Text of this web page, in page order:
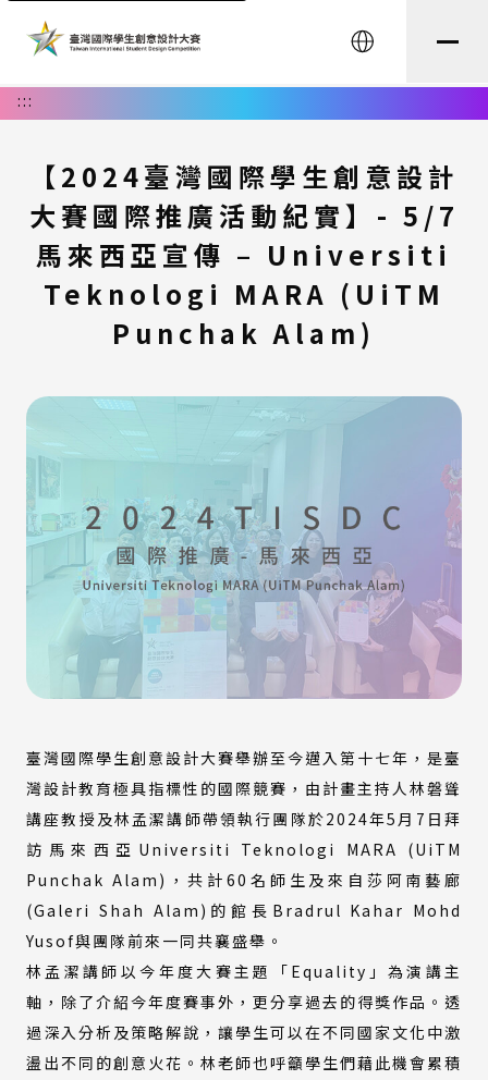
English
:::
【2024臺灣國際學生創意設計
大賽國際推廣活動紀實】- 5/7
馬來西亞宣傳 – Universiti
Teknologi MARA (UiTM
Punchak Alam)
臺灣國際學生創意設計大賽舉辦至今邁入第十七年，是臺
灣設計教育極具指標性的國際競賽，由計畫主持人林磐聳
講座教授及林孟潔講師帶領執行團隊於2024年5月7日拜
訪馬來西亞Universiti Teknologi MARA (UiTM
Punchak Alam)，共計60名師生及來自莎阿南藝廊
(Galeri Shah Alam)的館長Bradrul Kahar Mohd
Yusof與團隊前來一同共襄盛舉。
林孟潔講師以今年度大賽主題「Equality」為演講主
軸，除了介紹今年度賽事外，更分享過去的得獎作品。透
過深入分析及策略解說，讓學生可以在不同國家文化中激
盪出不同的創意火花。林老師也呼籲學生們藉此機會累積